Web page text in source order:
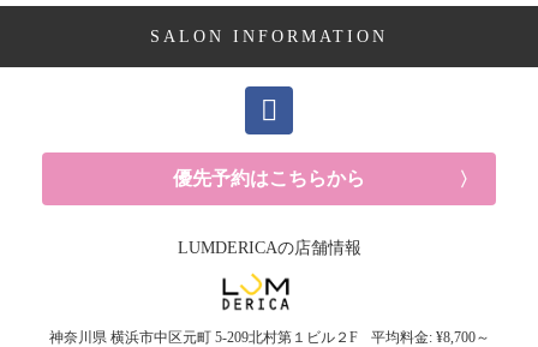
SALON INFORMATION
優先予約はこちらから
LUMDERICAの店舗情報
神奈川県 横浜市中区元町 5-209北村第１ビル２F 平均料金: ¥8,700～